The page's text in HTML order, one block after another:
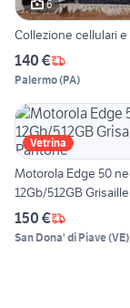
6
Collezione cellulari
140 €
Palermo(PA)
Vetrina
Motorola Edge 50
12Gb/512GB
150 €
San Dona' di Piave(VE)